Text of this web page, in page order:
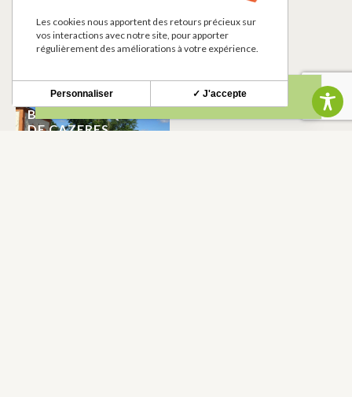
BASE NAUTIQUE
DE CAZERES
Les cookies nous apportent des retours précieux sur
vos interactions avec notre site, pour apporter
régulièrement des améliorations à votre expérience.
✓ J'accepte
Personnaliser